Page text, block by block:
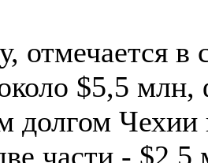
отмечается в
$5,5
долгом
части -